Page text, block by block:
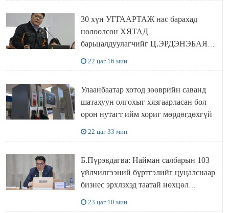
30 хүн УГГААРТАЖ нас барахад
нөлөөлсөн ХЯТАД
барьцалдуулагчийг Ц.ЭРДЭНЭБАЯР
22 цаг 16 мин
Улаанбаатар хотод зөөврийн саванд
шатахуун олгохыг хязгаарласан бол
орон нутагт ийм хориг мөрдөгдөхгүй
22 цаг 33 мин
Б.Пүрэвдагва: Найман салбарын 103
үйлчилгээний бүртгэлийг цуцалснаар
бизнес эрхлэхэд таатай нөхцөл
23 цаг 10 мин